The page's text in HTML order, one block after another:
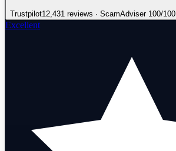
Trustpilot12,431 reviews · ScamAdviser 100/100
Excellent